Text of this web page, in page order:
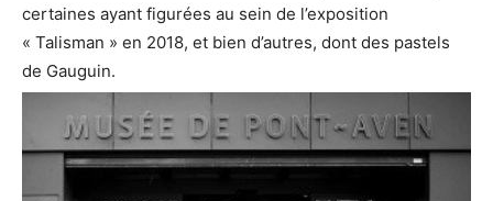
certaines ayant figurées au sein de l’exposition
« Talisman » en 2018, et bien d’autres, dont des pastels
de Gauguin.